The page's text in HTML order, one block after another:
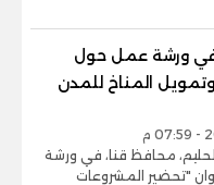
في ورشة عمل حول
المناخ للمدن
محافظ قنا، في ورشة
"تحضير المشروعات